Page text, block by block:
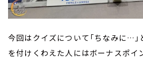
今回はクイズについて「ちなみに…
を付けくわえた人にはボーナスポイ